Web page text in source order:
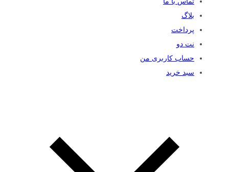
بلاگ
پرداخت
نت دو
حساب کاربری من
سبد خرید